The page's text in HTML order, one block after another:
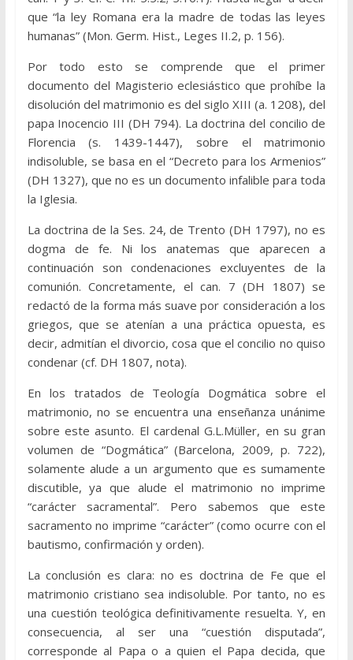
que “la ley Romana era la madre de todas las leyes
humanas” (Mon. Germ. Hist., Leges II.2, p. 156).
Por todo esto se comprende que el primer
documento del Magisterio eclesiástico que prohíbe la
disolución del matrimonio es del siglo XIII (a. 1208), del
papa Inocencio III (DH 794). La doctrina del concilio de
Florencia (s. 1439-1447), sobre el matrimonio
indisoluble, se basa en el “Decreto para los Armenios”
(DH 1327), que no es un documento infalible para toda
la Iglesia.
La doctrina de la Ses. 24, de Trento (DH 1797), no es
dogma de fe. Ni los anatemas que aparecen a
continuación son condenaciones excluyentes de la
comunión. Concretamente, el can. 7 (DH 1807) se
redactó de la forma más suave por consideración a los
griegos, que se atenían a una práctica opuesta, es
decir, admitían el divorcio, cosa que el concilio no quiso
condenar (cf. DH 1807, nota).
En los tratados de Teología Dogmática sobre el
matrimonio, no se encuentra una enseñanza unánime
sobre este asunto. El cardenal G.L.Müller, en su gran
volumen de “Dogmática” (Barcelona, 2009, p. 722),
solamente alude a un argumento que es sumamente
discutible, ya que alude el matrimonio no imprime
“carácter sacramental”. Pero sabemos que este
sacramento no imprime “carácter” (como ocurre con el
bautismo, confirmación y orden).
La conclusión es clara: no es doctrina de Fe que el
matrimonio cristiano sea indisoluble. Por tanto, no es
una cuestión teológica definitivamente resuelta. Y, en
consecuencia, al ser una “cuestión disputada”,
corresponde al Papa o a quien el Papa decida, que